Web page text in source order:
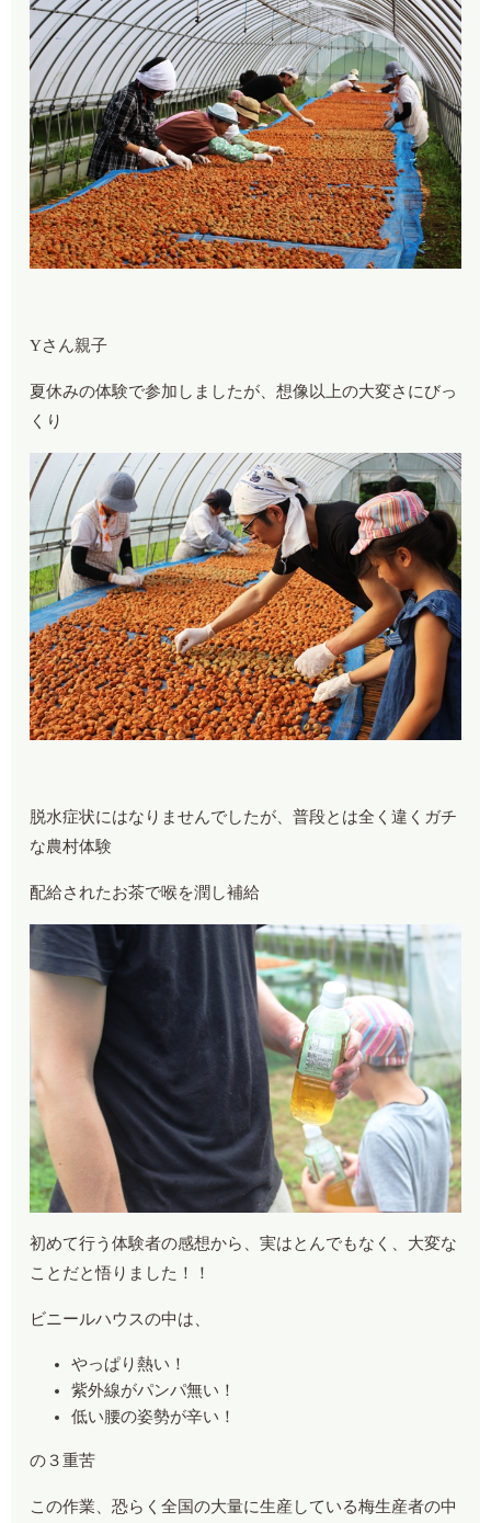
Yさん親子
夏休みの体験で参加しましたが、想像以上の大変さにびっ
くり
脱水症状にはなりませんでしたが、普段とは全く違くガチ
な農村体験
配給されたお茶で喉を潤し補給
初めて行う体験者の感想から、実はとんでもなく、大変な
ことだと悟りました！！
ビニールハウスの中は、
やっぱり熱い！
紫外線がパンパ無い！
低い腰の姿勢が辛い！
の３重苦
この作業、恐らく全国の大量に生産している梅生産者の中